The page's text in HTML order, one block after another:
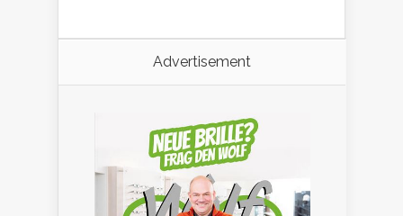
Advertisement